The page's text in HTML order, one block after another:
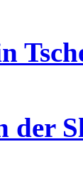
der